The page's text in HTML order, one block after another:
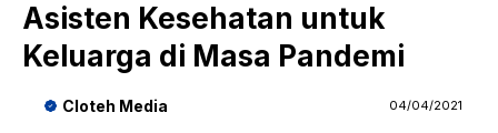
Asisten Kesehatan untuk
Keluarga di Masa Pandemi
Cloteh Media 04/04/2021